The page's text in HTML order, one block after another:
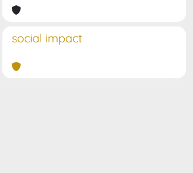
social impact